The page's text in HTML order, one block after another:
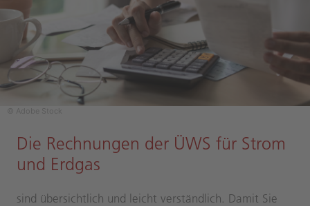
Die Rechnungen der ÜWS für Strom
und Erdgas
sind übersichtlich und leicht verständlich. Damit Sie